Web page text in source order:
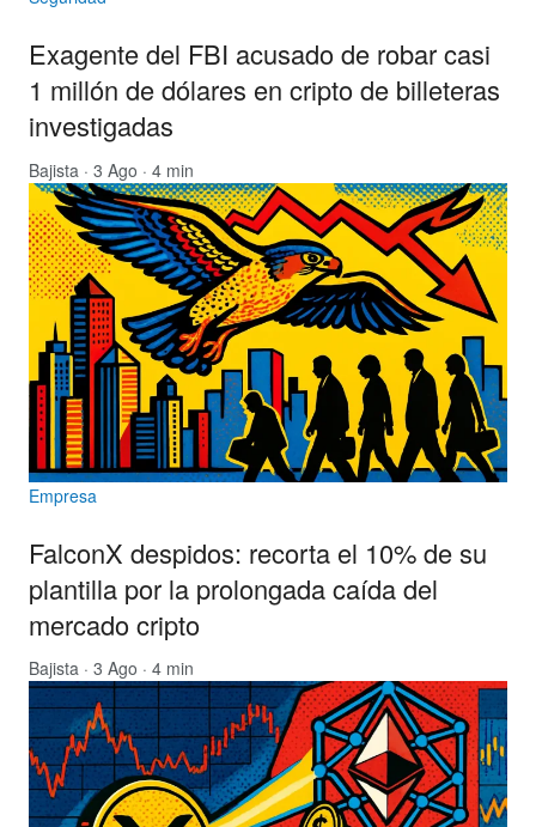
Exagente del FBI acusado de robar casi
1 millón de dólares en cripto de billeteras
investigadas
Bajista · 3 Ago · 4 min
Empresa
FalconX despidos: recorta el 10% de su
plantilla por la prolongada caída del
mercado cripto
Bajista · 3 Ago · 4 min